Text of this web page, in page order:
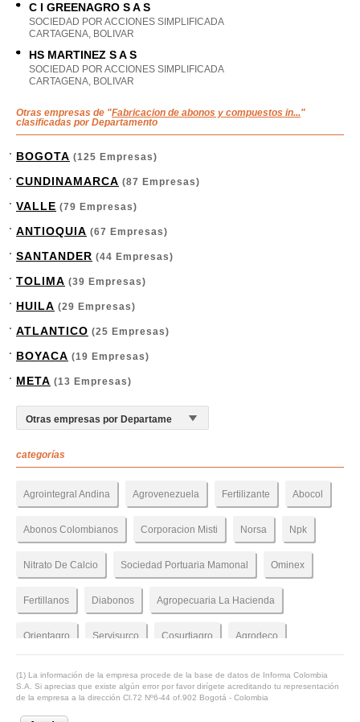
C I GREENAGRO S A S
SOCIEDAD POR ACCIONES SIMPLIFICADA
CARTAGENA, BOLIVAR
HS MARTINEZ S A S
SOCIEDAD POR ACCIONES SIMPLIFICADA
CARTAGENA, BOLIVAR
Otras empresas de "Fabricacion de abonos y compuestos in..."
clasificadas por Departamento
BOGOTA (125 Empresas)
CUNDINAMARCA (87 Empresas)
VALLE (79 Empresas)
ANTIOQUIA (67 Empresas)
SANTANDER (44 Empresas)
TOLIMA (39 Empresas)
HUILA (29 Empresas)
ATLANTICO (25 Empresas)
BOYACA (19 Empresas)
META (13 Empresas)
categorías
Agrointegral Andina Agrovenezuela Fertilizante Abocol
Abonos Colombianos Corporacion Misti Norsa Npk
Nitrato De Calcio Sociedad Portuaria Mamonal Ominex
Fertillanos Diabonos Agropecuaria La Hacienda
Orientagro Servisurco Cosurtiagro Agrodeco
Scrolling Fertiltec Azapa Fertilizer Liquid Fertilization
(1) La información de la empresa procede de la base de datos de Informa Colombia
S.A. Si aprecias que existe algún error por favor dirígete acreditando tu representación
de la empresa a la dirección Cl.72 Nº6-44 of.902 Bogotá - Colombia